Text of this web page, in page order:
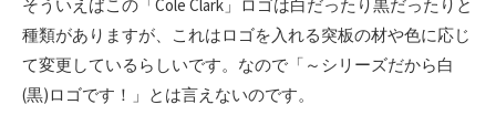
そういえばこの「Cole Clark」ロゴは白だったり黒だったりと
種類がありますが、これはロゴを入れる突板の材や色に応じ
て変更しているらしいです。なので「～シリーズだから白
(黒)ロゴです！」とは言えないのです。